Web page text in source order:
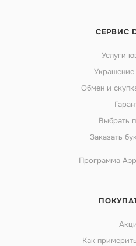
СЕРВИС
Услуги
Украшение
Обмен и
Выбрать
Заказать
Программа
Как